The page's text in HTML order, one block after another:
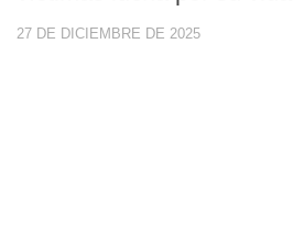
27 DE DICIEMBRE DE 2025